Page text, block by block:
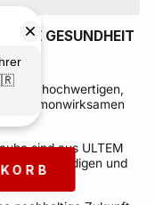
IHRE GESUNDHEIT
hochwertigen,
sind aus ULTEM
und